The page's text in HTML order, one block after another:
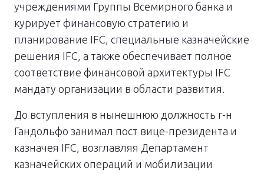
учреждениями Группы Всемирного банка и
курирует финансовую стратегию и
планирование IFC, специальные казначейские
решения IFC, а также обеспечивает полное
соответствие финансовой архитектуры IFC
мандату организации в области развития.
До вступления в нынешнюю должность г-н
Гандольфо занимал пост вице-президента и
казначея IFC, возглавляя Департамент
казначейских операций и мобилизации